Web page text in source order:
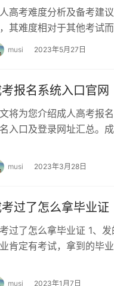
，费用包括报名费、学
，而科目考试费用则
高考难度分析及备考建
其难度相对于其他考试
备考建议。 考试难度分
musi 2023年5月27日
报名系统入口官网
将为您介绍成人高考报
入口及登录网址汇总。
musi 2023年3月28日
过了怎么拿毕业证
过了怎么拿毕业证 1、
肯定有考试，拿到的毕
musi 2023年1月7日